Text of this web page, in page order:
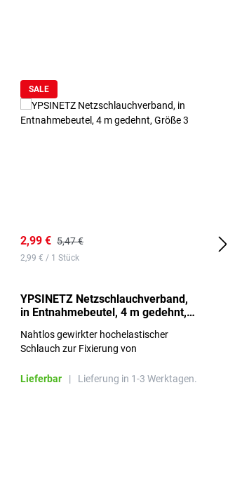
SALE
2,99 € 5,47 €
2,99 € / 1 Stück
YPSINETZ Netzschlauchverband,
in Entnahmebeutel, 4 m gedehnt,
Nahtlos gewirkter hochelastischer
Schlauch zur Fixierung von
Lieferbar
| Lieferung in 1-3 Werktagen.